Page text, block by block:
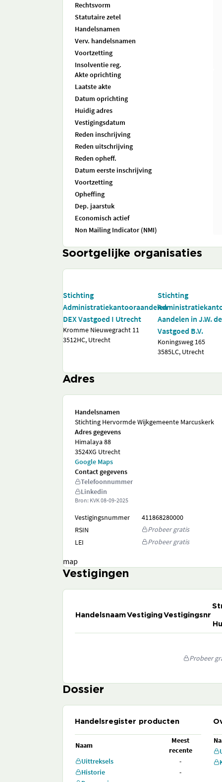
Rechtsvorm
Statutaire zetel
Handelsnamen
Verv. handelsnamen
Voortzetting
Insolventie reg.
Akte oprichting
Laatste akte
Datum oprichting
Huidig adres
Vestigingsdatum
Reden inschrijving
Reden uitschrijving
Reden opheff.
Datum eerste inschrijving
Voortzetting
Opheffing
Dep. jaarstuk
Economisch actief
Non Mailing Indicator (NMI)
Soortgelijke organisaties
Stichting
Administratiekantooraandelen
DEX Vastgoed I Utrecht
Kromme Nieuwegracht 11
3512HC, Utrecht
Stichting
Aandelen in J.W.
Vastgoed B.V.
Koningsweg 165
3585LC, Utrecht
Adres
Handelsnamen
Stichting Hervormde Wijkgemeente Marcuskerk
Adres gegevens
Himalaya 88
3524XG Utrecht
Google Maps
Contact gegevens
Telefoonnummer
Linkedin
Bron: KVK08-09-2025
Vestigingsnummer
411868280000
RSIN
Probeer gratis
LEI
Probeer gratis
map
Vestigingen
HandelsnaamVestigingVestigingsnr
Probeer
Dossier
Handelsregister producten
Naam
Meest
recente
Uittreksels
-
Historie
-